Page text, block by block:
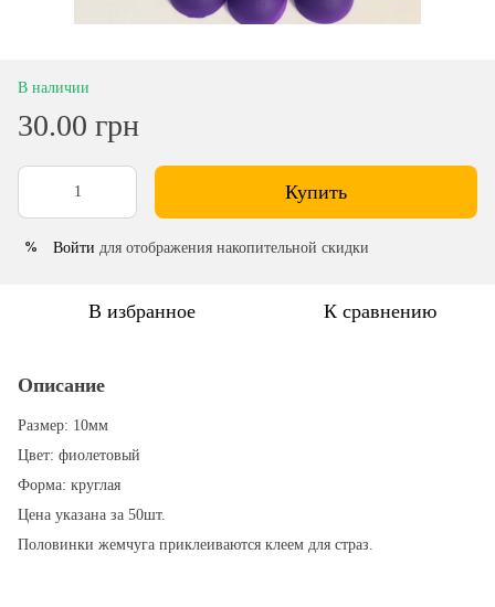
В наличии
30.00 грн
Купить
% Войти для отображения накопительной скидки
В избранное К сравнению
Описание
Размер: 10мм
Цвет: фиолетовый
Форма: круглая
Цена указана за 50шт.
Половинки жемчуга приклеиваются клеем для страз.